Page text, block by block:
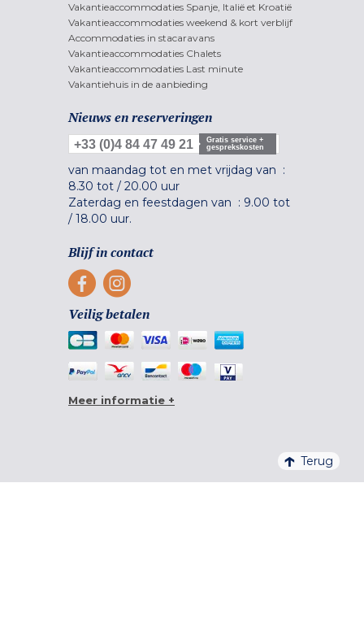
Vakantieaccommodaties Spanje, Italië et Kroatië
Vakantieaccommodaties weekend & kort verblijf
Accommodaties in stacaravans
Vakantieaccommodaties Chalets
Vakantieaccommodaties Last minute
Vakantiehuis in de aanbieding
Nieuws en reserveringen
+33 (0)4 84 47 49 21
Gratis service +
gesprekskosten
van maandag tot en met vrijdag van :
8.30 tot / 20.00 uur
Zaterdag en feestdagen van : 9.00 tot
/ 18.00 uur.
Blijf in contact
Veilig betalen
Meer informatie +
Terug